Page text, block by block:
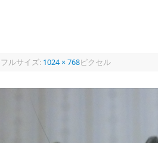
フルサイズ: 1024 × 768ピクセル